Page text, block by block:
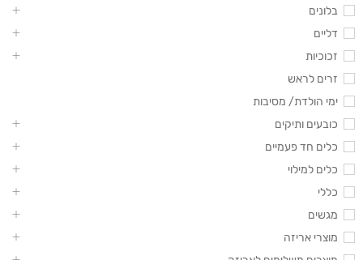
בלונים
דליים
זכוכיות
זרים לראש
ימי הולדת/ מסיבות
כובעים ותיקים
כלים חד פעמיים
כלים למילוי
כללי
מגשים
מוצרי אריזה